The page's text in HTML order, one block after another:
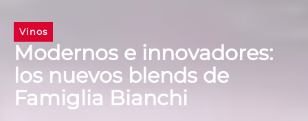
Vinos
Modernos e innovadores:
los nuevos blends de
Famiglia Bianchi